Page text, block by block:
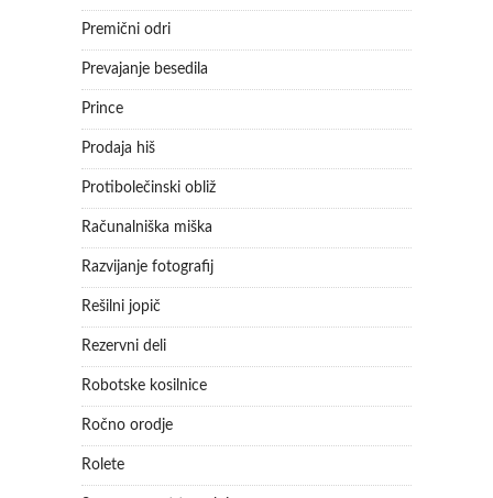
Premični odri
Prevajanje besedila
Prince
Prodaja hiš
Protibolečinski obliž
Računalniška miška
Razvijanje fotografij
Rešilni jopič
Rezervni deli
Robotske kosilnice
Ročno orodje
Rolete